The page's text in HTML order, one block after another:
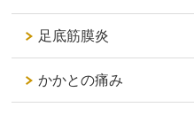
足底筋膜炎
かかとの痛み